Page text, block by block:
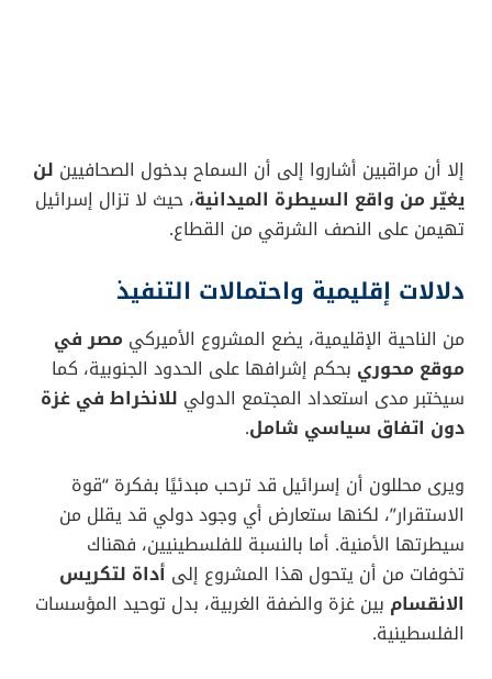
إلا أن مراقبين أشاروا إلى أن السماح بدخول الصحافيين لن
يغيّر من واقع السيطرة الميدانية، حيث لا تزال إسرائيل
تهيمن على النصف الشرقي من القطاع.
دلالات إقليمية واحتمالات التنفيذ
من الناحية الإقليمية، يضع المشروع الأميركي مصر في
موقع محوري بحكم إشرافها على الحدود الجنوبية، كما
سيختبر مدى استعداد المجتمع الدولي للانخراط في غزة
دون اتفاق سياسي شامل.
ويرى محللون أن إسرائيل قد ترحب مبدئيًا بفكرة “قوة
الاستقرار”، لكنها ستعارض أي وجود دولي قد يقلل من
سيطرتها الأمنية. أما بالنسبة للفلسطينيين، فهناك
تخوفات من أن يتحول هذا المشروع إلى أداة لتكريس
الانقسام بين غزة والضفة الغربية، بدل توحيد المؤسسات
الفلسطينية.